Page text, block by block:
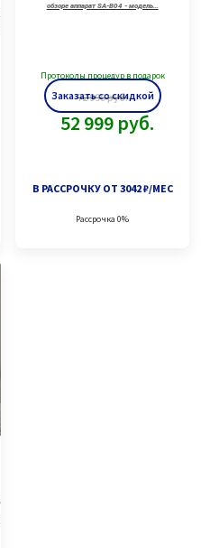
Заказать со скидкой
обзоре аппарат SA-B04 - модель…
Протоколы процедур в подарок
72 999руб.
52 999 руб.
В РАССРОЧКУ ОТ 3042 ₽/МЕС
Рассрочка 0%